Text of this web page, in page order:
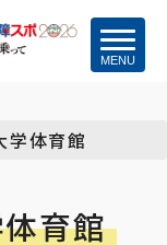
MENU
学体育館
育館